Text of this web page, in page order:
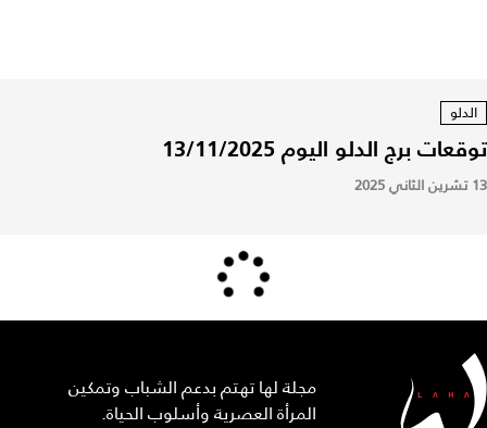
الدلو
توقعات برج الدلو اليوم 13/11/2025
13 تشرين الثاني 2025
مجلة لها تهتم بدعم الشباب وتمكين
المرأة العصرية وأسلوب الحياة.